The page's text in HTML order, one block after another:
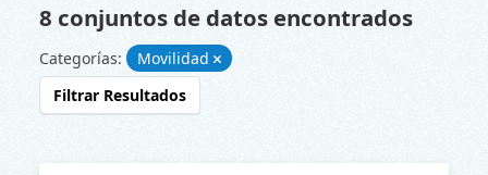
8 conjuntos de datos encontrados
Categorías:
Movilidad
Filtrar Resultados